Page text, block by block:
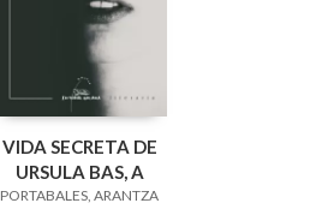
VIDA SECRETA DE
URSULA BAS, A
PORTABALES, ARANTZA